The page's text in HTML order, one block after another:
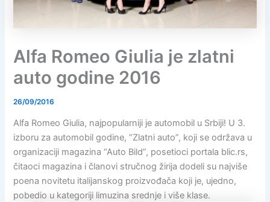
Alfa Romeo Giulia je zlatni
auto godine 2016
26/09/2016
Alfa Romeo Giulia, najpopularniji je automobil u Srbiji! U 3.
izboru za automobil godine, “Zlatni auto”, koji se održava u
organizaciji magazina “Auto Bild”, posetioci portala blic.rs,
čitaoci magazina i članovi stručnog žirija dodeli su najviše
poena novitetu italijanskog proizvođača koji je, ujedno,
pobedio u kategoriji limuzina srednje i više klase.